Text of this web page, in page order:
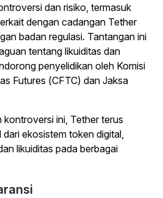
dan risiko, termasuk
dengan cadangan Tether
badan regulasi. Tantangan ini
tentang likuiditas dan
penyelidikan oleh Komisi
Futures (CFTC) dan Jaksa
kontroversi ini, Tether terus
ekosistem token digital,
likuiditas pada berbagai